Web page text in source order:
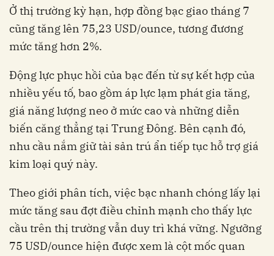
Ở thị trường kỳ hạn, hợp đồng bạc giao tháng 7
cũng tăng lên 75,23 USD/ounce, tương đương
mức tăng hơn 2%.
Động lực phục hồi của bạc đến từ sự kết hợp của
nhiều yếu tố, bao gồm áp lực lạm phát gia tăng,
giá năng lượng neo ở mức cao và những diễn
biến căng thẳng tại Trung Đông. Bên cạnh đó,
nhu cầu nắm giữ tài sản trú ẩn tiếp tục hỗ trợ giá
kim loại quý này.
Theo giới phân tích, việc bạc nhanh chóng lấy lại
mức tăng sau đợt điều chỉnh mạnh cho thấy lực
cầu trên thị trường vẫn duy trì khá vững. Ngưỡng
75 USD/ounce hiện được xem là cột mốc quan